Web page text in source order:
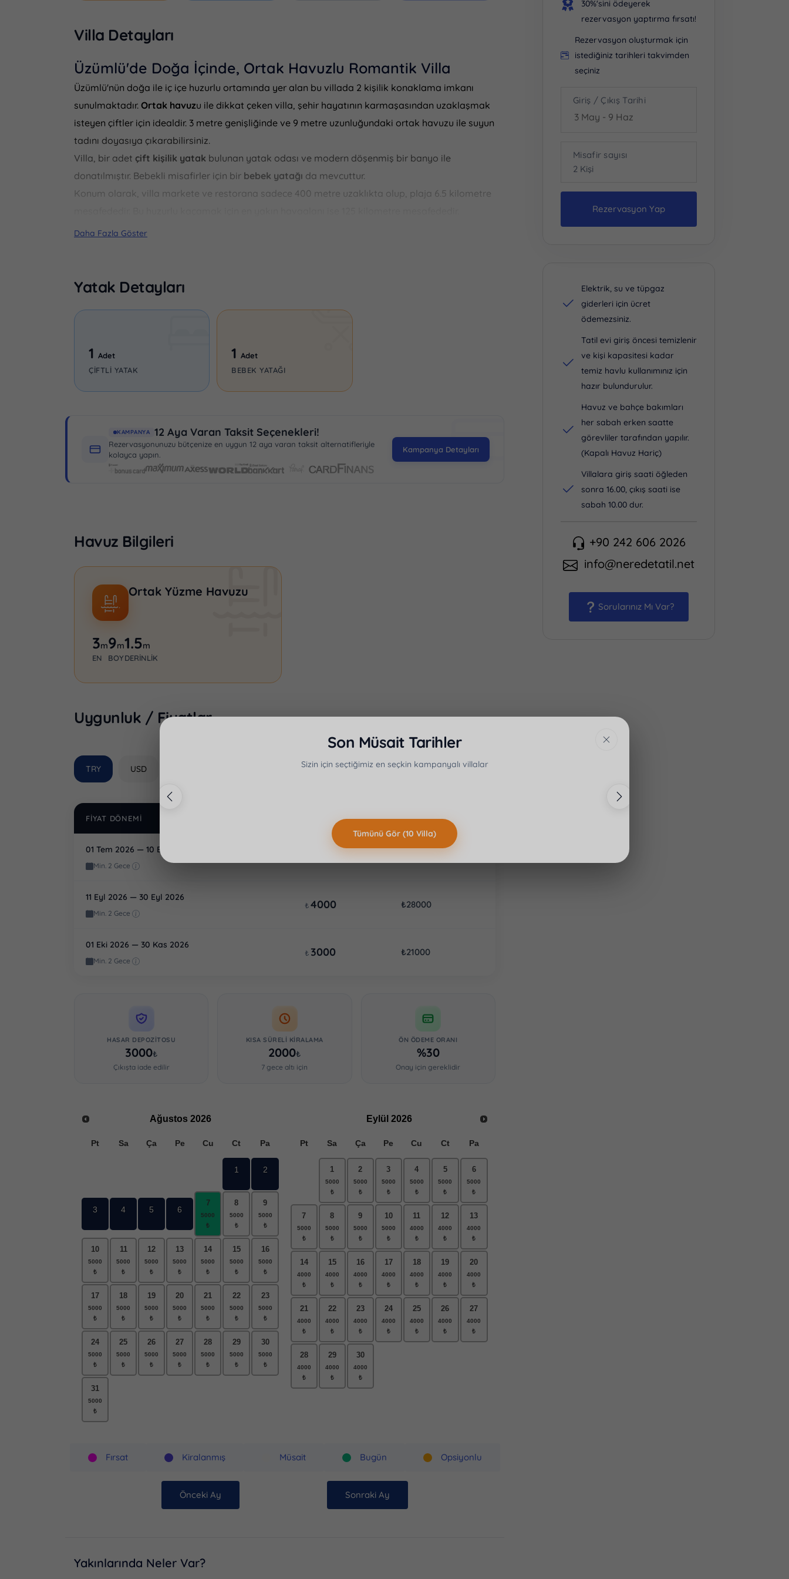
Villa Detayları
Üzümlü'de Doğa İçinde, Ortak Havuzlu Romantik Villa
Üzümlü'nün doğa ile iç içe huzurlu ortamında yer alan bu villada 2 kişilik konaklama imkanı
sunulmaktadır. Ortak havuzu ile dikkat çeken villa, şehir hayatının karmaşasından uzaklaşmak
isteyen çiftler için idealdir. 3 metre genişliğinde ve 9 metre uzunluğundaki ortak havuzu ile suyun
tadını doyasıya çıkarabilirsiniz.
Villa, bir adet çift kişilik yatak bulunan yatak odası ve modern döşenmiş bir banyo ile
donatılmıştır. Bebekli misafirler için bir bebek yatağı da mevcuttur.
Konum olarak, villa markete ve restorana sadece 400 metre uzaklıkta olup, plaja 6.5 kilometre
Daha Fazla Göster
Yatak Detayları
1 Adet
ÇIFTLI YATAK
1Adet
BEBEK YATAĞI
KAMPANYA 12 Aya Varan Taksit Seçenekleri!
Rezervasyonunuzu bütçenize en uygun 12 aya varan taksit alternatifleriyle
kolayca yapın.
Kampanya Detayları
Havuz Bilgileri
Ortak Yüzme Havuzu
3m
EN
9m
BOY
1.5m
DERINLIK
Uygunluk / Fiyatlar
TRY USD
FIYAT DÖNEMI HAFTALIK
01 Tem 2026 — 10 Eyl 2026
Min. 2 Gece
11 Eyl 2026 — 30 Eyl 2026
Min. 2 Gece
₺4000 ₺28000
01 Eki 2026 — 30 Kas 2026
Min. 2 Gece
₺ 3000 ₺21000
HASAR DEPOZITOSU
3000₺
Çıkışta iade edilir
KISA SÜRELI KIRALAMA
2000₺
7 gece altı için
ÖN ÖDEME ORANI
%30
Onay için gereklidir
Ağustos 2026
Pt Sa Ça Pe Cu Ct Pa
1 2
3 4 5 6
7 8 9
10 11 12 13 14 15 16
17 18 19 20 21 22 23
24 25 26 27 28 29 30
31
Eylül 2026
Pt Sa Ça Pe Cu Ct Pa
1 2 3 4 5 6
7 8 9 10 11 12 13
14 15 16 17 18 19 20
21 22 23 24 25 26 27
28 29 30
Fırsat Kiralanmış Müsait Bugün Opsiyonlu
Önceki Ay Sonraki Ay
Yakınlarında Neler Var?
30%'sini ödeyerek
rezervasyon yaptırma fırsatı!
Rezervasyon oluşturmak için
istediğiniz tarihleri takvimden
seçiniz
Giriş / Çıkış Tarihi
Misafir sayısı
2 Kişi
Kişi Sayısı
Rezervasyon Yap
Elektrik, su ve tüpgaz
giderleri için ücret
ödemezsiniz.
Tatil evi giriş öncesi temizlenir
ve kişi kapasitesi kadar
temiz havlu kullanımınız için
hazır bulundurulur.
Havuz ve bahçe bakımları
her sabah erken saatte
görevliler tarafından yapılır.
(Kapalı Havuz Hariç)
Villalara giriş saati öğleden
sonra 16.00, çıkış saati ise
sabah 10.00 dur.
+90 242 606 2026
info@neredetatil.net
Sorularınız Mı Var?
Son Müsait Tarihler
Sizin için seçtiğimiz en seçkin kampanyalı villalar
GECELIK
₺6000– ₺16000
2Banyo
Villa Caledonia
GECELIK
9 Kişi 5Yatak
Antalya · Kalkan · Akbel
NT-1147
Tümünü Gör (10 Villa)